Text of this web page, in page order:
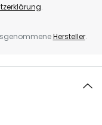
.
Hersteller.